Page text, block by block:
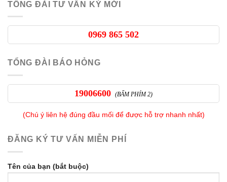
TỔNG ĐÀI TƯ VẤN KÝ MỚI
0969 865 502
TỔNG ĐÀI BÁO HỎNG
19006600 (BẤM PHÍM 2)
(Chú ý liên hệ đúng đầu mối để được hỗ trợ nhanh nhất)
ĐĂNG KÝ TƯ VẤN MIỄN PHÍ
Tên của bạn (bắt buộc)